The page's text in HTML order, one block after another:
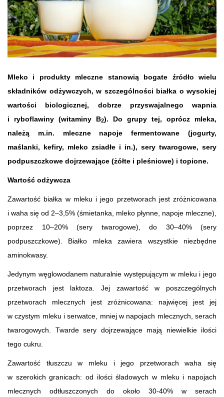
Mleko i produkty mleczne stanowią bogate źródło wielu
składników odżywczych, w szczególności białka o wysokiej
wartości biologicznej, dobrze przyswajalnego wapnia
i ryboflawiny (witaminy B2). Do grupy tej, oprócz mleka,
należą m.in. mleczne napoje fermentowane (jogurty,
maślanki, kefiry, mleko zsiadłe i in.), sery twarogowe, sery
podpuszczkowe dojrzewające (żółte i pleśniowe) i topione.
Wartość odżywcza
Zawartość białka w mleku i jego przetworach jest zróżnicowana
i waha się od 2–3,5% (śmietanka, mleko płynne, napoje mleczne),
poprzez 10–20% (sery twarogowe), do 30–40% (sery
podpuszczkowe). Białko mleka zawiera wszystkie niezbędne
aminokwasy.
Jedynym węglowodanem naturalnie występującym w mleku i jego
przetworach jest laktoza. Jej zawartość w poszczególnych
przetworach mlecznych jest zróżnicowana: najwięcej jest jej
w czystym mleku i serwatce, mniej w napojach mlecznych, serach
twarogowych. Twarde sery dojrzewające mają niewielkie ilości
tego cukru.
Zawartość tłuszczu w mleku i jego przetworach waha się
w szerokich granicach: od ilości śladowych w mleku i napojach
mlecznych odtłuszczonych do około 30-40% w serach